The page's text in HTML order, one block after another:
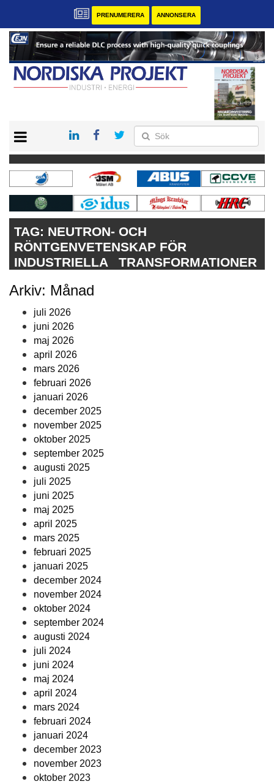
PRENUMERERA ANNONSERA
KONTAKT
VÅRA ANDRA MAGASIN
PRENUMERERA
ANNONSERA
TAG: NEUTRON- OCH
RÖNTGENVETENSKAP FÖR
INDUSTRIELLA TRANSFORMATIONER
Arkiv: Månad
juli 2026
juni 2026
maj 2026
april 2026
mars 2026
februari 2026
januari 2026
december 2025
november 2025
oktober 2025
september 2025
augusti 2025
juli 2025
juni 2025
maj 2025
april 2025
mars 2025
februari 2025
januari 2025
december 2024
november 2024
oktober 2024
september 2024
augusti 2024
juli 2024
juni 2024
maj 2024
april 2024
mars 2024
februari 2024
januari 2024
december 2023
november 2023
oktober 2023